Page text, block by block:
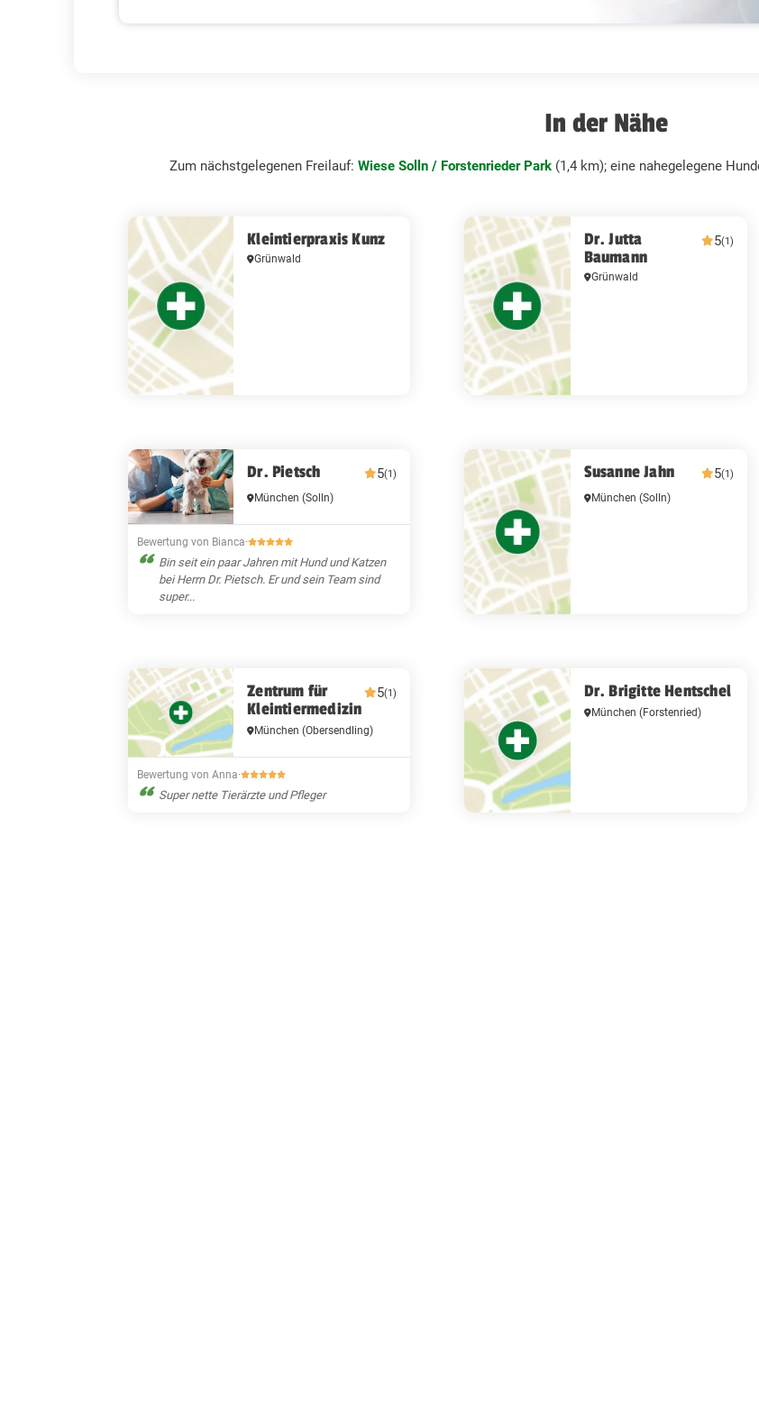
In der Nähe
Zum nächstgelegenen Freilauf: Wiese Solln / Forstenrieder Park (1,4 km); eine nahegelegene
Kleintierpraxis Kunz
Grünwald
Dr. Jutta
Baumann
5(1)
Grünwald
Dr. Pietsch 5(1)
München(Solln)
Bewertung von Bianca·
Bin seit ein paar Jahren mit Hund und Katzen
bei Herrn Dr. Pietsch. Er und sein Team sind
super...
Susanne Jahn 5(1)
München (Solln)
Zentrum für
Kleintiermedizin
5(1)
München(Obersendling)
Bewertung von Anna·
Super nette Tierärzte und Pfleger
Dr. Brigitte Hentschel
München (Forstenried)